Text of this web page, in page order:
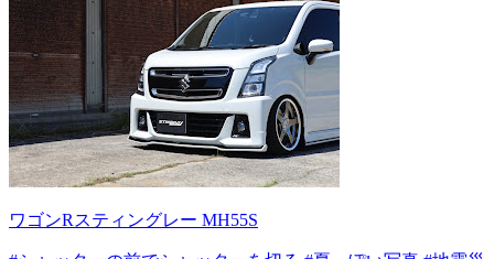
ワゴンRスティングレー MH55S